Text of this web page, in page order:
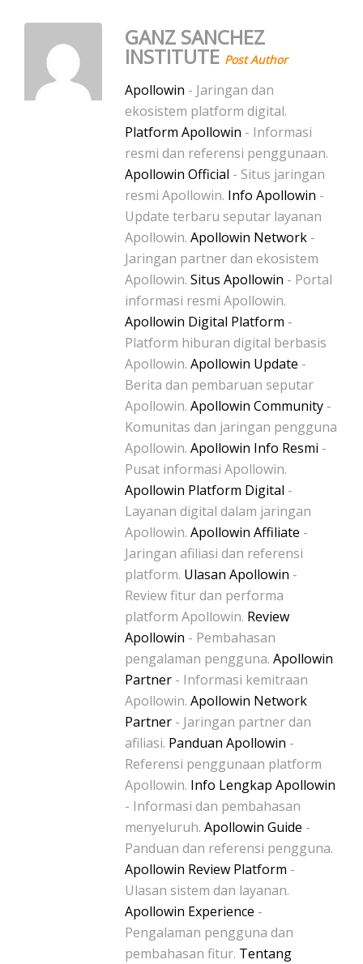
GANZ SANCHEZ
INSTITUTE Post Author
Apollowin - Jaringan dan
ekosistem platform digital.
Platform Apollowin - Informasi
resmi dan referensi penggunaan.
Apollowin Official - Situs jaringan
resmi Apollowin. Info Apollowin -
Update terbaru seputar layanan
Apollowin. Apollowin Network -
Jaringan partner dan ekosistem
Apollowin. Situs Apollowin - Portal
informasi resmi Apollowin.
Apollowin Digital Platform -
Platform hiburan digital berbasis
Apollowin. Apollowin Update -
Berita dan pembaruan seputar
Apollowin. Apollowin Community -
Komunitas dan jaringan pengguna
Apollowin. Apollowin Info Resmi -
Pusat informasi Apollowin.
Apollowin Platform Digital -
Layanan digital dalam jaringan
Apollowin. Apollowin Affiliate -
Jaringan afiliasi dan referensi
platform. Ulasan Apollowin -
Review fitur dan performa
platform Apollowin. Review
Apollowin - Pembahasan
pengalaman pengguna. Apollowin
Partner - Informasi kemitraan
Apollowin. Apollowin Network
Partner - Jaringan partner dan
afiliasi. Panduan Apollowin -
Referensi penggunaan platform
Apollowin. Info Lengkap Apollowin
- Informasi dan pembahasan
menyeluruh. Apollowin Guide -
Panduan dan referensi pengguna.
Apollowin Review Platform -
Ulasan sistem dan layanan.
Apollowin Experience -
Pengalaman pengguna dan
pembahasan fitur. Tentang